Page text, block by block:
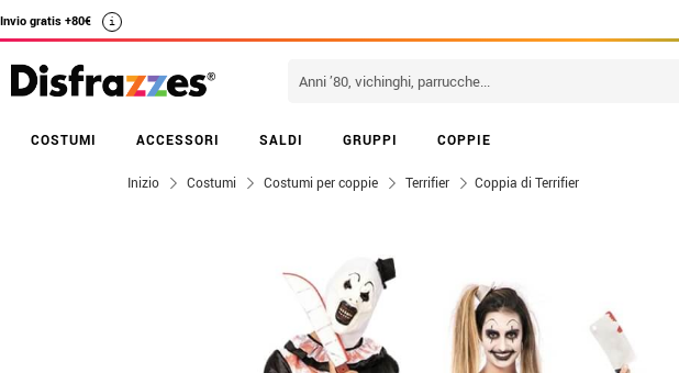
Invio gratis +80€ i
COSTUMI ACCESSORI SALDI GRUPPI COPPIE
Inizio Costumi Costumi per coppie Terrifier Coppia di Terrifier